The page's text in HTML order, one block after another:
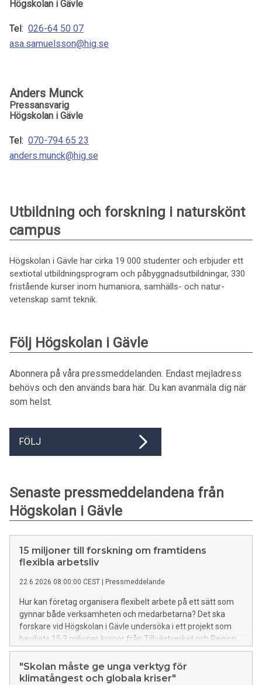
Högskolan i Gävle
Tel: 026-64 50 07
asa.samuelsson@hig.se
Anders Munck
Pressansvarig
Högskolan i Gävle
Tel: 070-794 65 23
anders.munck@hig.se
Utbildning och forskning i naturskönt
campus
Högskolan i Gävle har cirka 19 000 studenter och erbjuder ett
sextiotal utbildningsprogram och påbyggnadsutbildningar, 330
fristående kurser inom humaniora, samhälls- och natur­
vetenskap samt teknik.
Följ Högskolan i Gävle
Abonnera på våra pressmeddelanden. Endast mejladress
behövs och den används bara här. Du kan avanmäla dig när
som helst.
FÖLJ
Senaste pressmeddelandena från
Högskolan i Gävle
15 miljoner till forskning om framtidens
flexibla arbetsliv
22.6.2026 08:00:00 CEST Pressmeddelande
Hur kan företag organisera flexibelt arbete på ett sätt som
gynnar både verksamheten och medarbetarna? Det ska
forskare vid Högskolan i Gävle undersöka i ett projekt som
beviljats 15,3 miljoner kronor från Tillväxtverket och Region
Gävleborg.
"Skolan måste ge unga verktyg för
klimatångest och globala kriser"